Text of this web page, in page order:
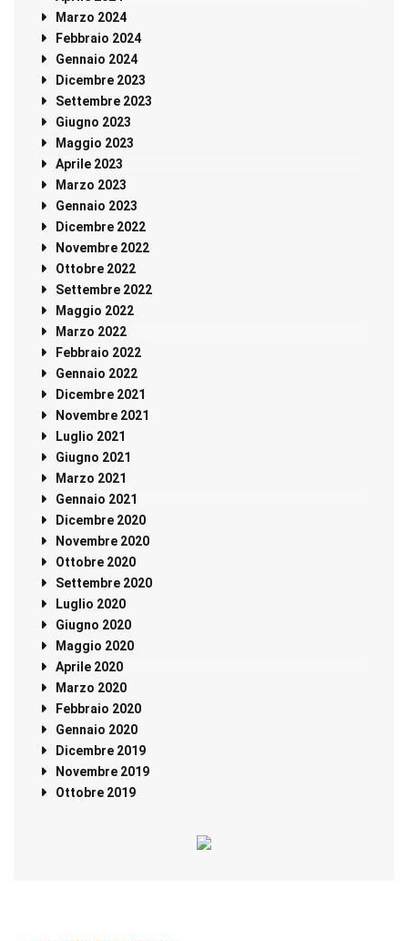
Marzo 2024
Febbraio 2024
Gennaio 2024
Dicembre 2023
Settembre 2023
Giugno 2023
Maggio 2023
Aprile 2023
Marzo 2023
Gennaio 2023
Dicembre 2022
Novembre 2022
Ottobre 2022
Settembre 2022
Maggio 2022
Marzo 2022
Febbraio 2022
Gennaio 2022
Dicembre 2021
Novembre 2021
Luglio 2021
Giugno 2021
Marzo 2021
Gennaio 2021
Dicembre 2020
Novembre 2020
Ottobre 2020
Settembre 2020
Luglio 2020
Giugno 2020
Maggio 2020
Aprile 2020
Marzo 2020
Febbraio 2020
Gennaio 2020
Dicembre 2019
Novembre 2019
Ottobre 2019